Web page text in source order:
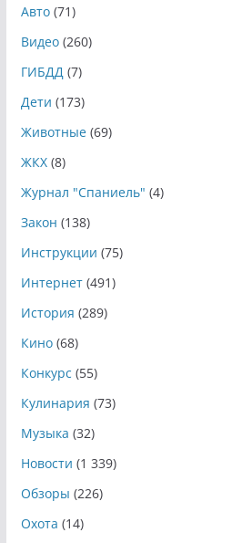
Авто(71)
Видео(260)
ГИБДД(7)
Дети (173)
Животные(69)
ЖКХ(8)
Журнал "Спаниель" (4)
Закон (138)
Инструкции (75)
Интернет(491)
История (289)
Кино(68)
Конкурс (55)
Кулинария (73)
Музыка (32)
Новости (1 339)
Обзоры (226)
Охота (14)